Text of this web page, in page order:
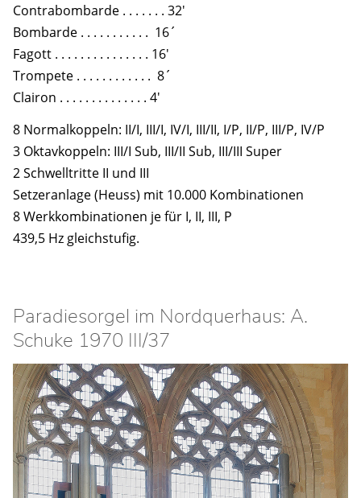
Contrabombarde . . . . . . . 32′
Bombarde . . . . . . . . . . . 16´
Fagott . . . . . . . . . . . . . . . 16′
Trompete . . . . . . . . . . . . 8´
Clairon . . . . . . . . . . . . . . 4′
8 Normalkoppeln: II/I, III/I, IV/I, III/II, I/P, II/P, III/P, IV/P
3 Oktavkoppeln: III/I Sub, III/II Sub, III/III Super
2 Schwelltritte II und III
Setzeranlage (Heuss) mit 10.000 Kombinationen
8 Werkkombinationen je für I, II, III, P
439,5 Hz gleichstufig.
Paradiesorgel im Nordquerhaus: A.
Schuke 1970 III/37